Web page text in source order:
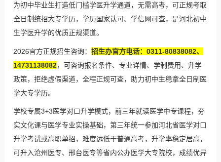
为初中毕业生打造低门槛学医升学通道，无需高考，可正规考取
全日制统招大专学历，学历国家认可、学信网可查，是河北初中
生学医升学的优质正规渠道。
2026官方正规招生咨询： 招生办官方电话：0311-80838082、
14731138082，可咨询报名条件、专业详情、学制费用、升学
政策，拒绝虚假渠道，全程正规可查，助力初中生稳拿全日制医
学大专学历。
学校专属3+3医学对口升学模式，前三年就读医学中专课程，夯
实文化课与医学专业实操基础，第三年统一参加河北省医学对口
升学考试或高职单招，难度远低于普通高考，升学率稳定居高，
可升入沧州医专、邢台医专等省内公办医学大专院校，成绩优异